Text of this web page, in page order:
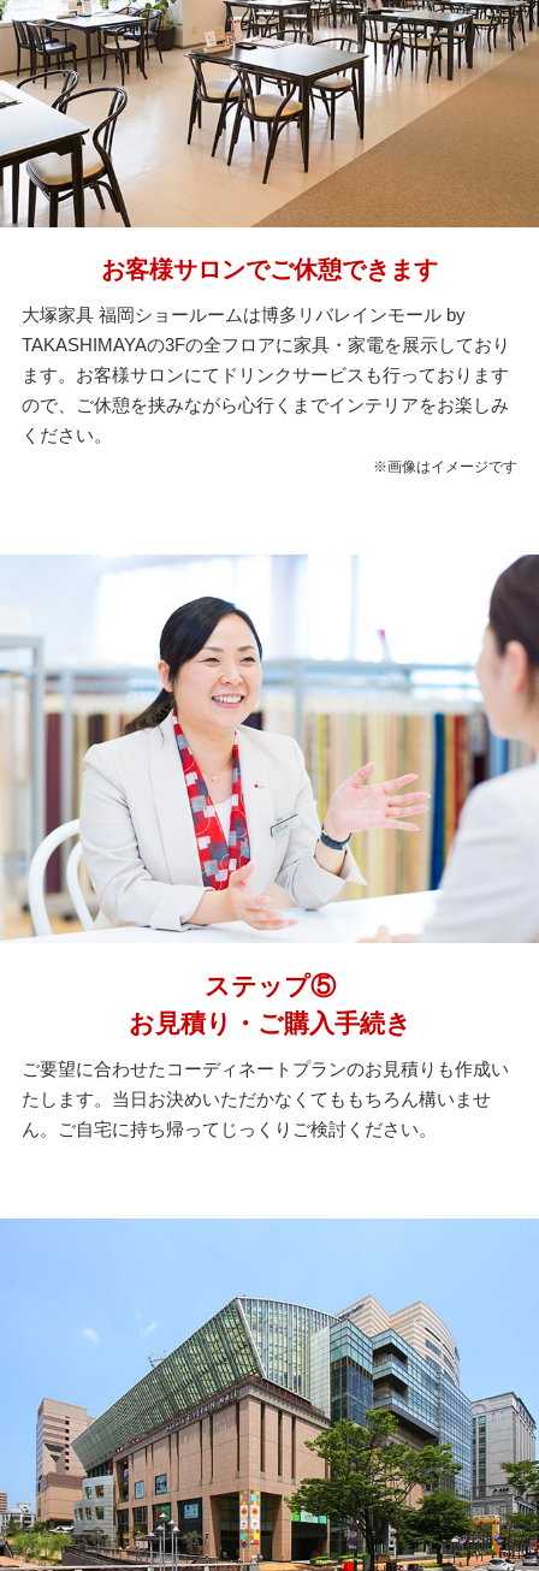
お客様サロンでご休憩できます
大塚家具 福岡ショールームは博多リバレインモール by
TAKASHIMAYAの3Fの全フロアに家具・家電を展示しており
ます。お客様サロンにてドリンクサービスも行っております
ので、ご休憩を挟みながら心行くまでインテリアをお楽しみ
ください。
※画像はイメージです
ステップ⑤
お見積り・ご購入手続き
ご要望に合わせたコーディネートプランのお見積りも作成い
たします。当日お決めいただかなくてももちろん構いませ
ん。ご自宅に持ち帰ってじっくりご検討ください。